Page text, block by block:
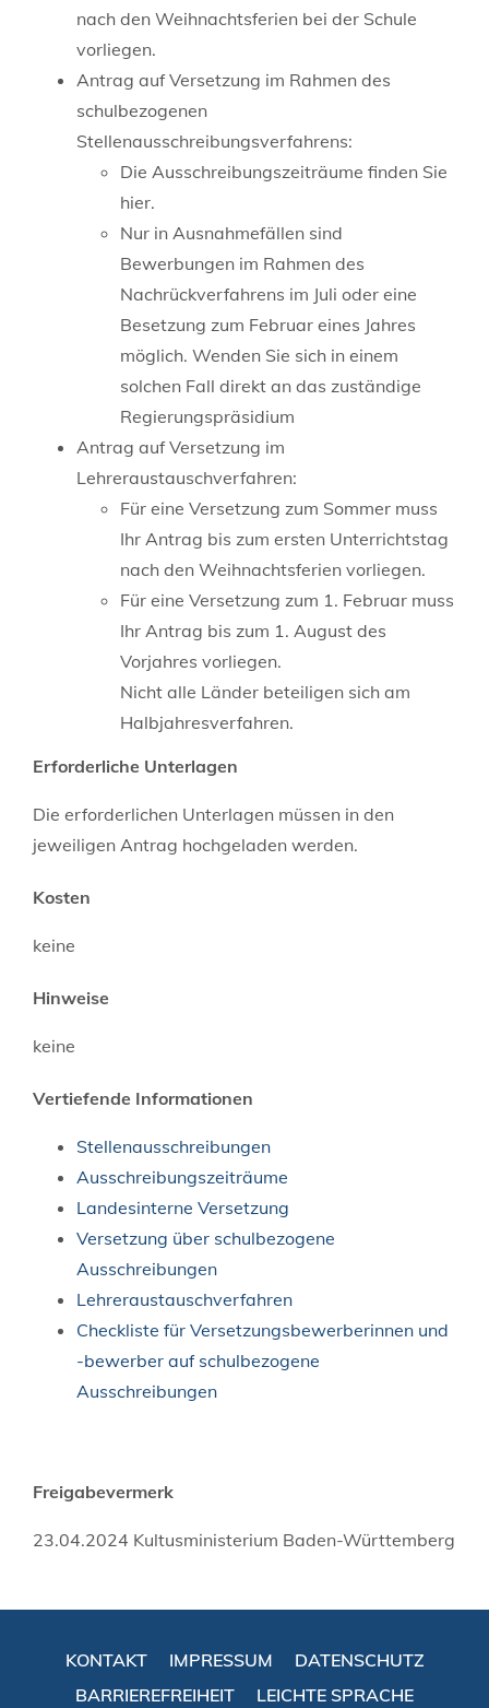
nach den Weihnachtsferien bei der Schule
vorliegen.
Antrag auf Versetzung im Rahmen des
schulbezogenen
Stellenausschreibungsverfahrens:
Die Ausschreibungszeiträume finden Sie
hier.
Nur in Ausnahmefällen sind
Bewerbungen im Rahmen des
Nachrückverfahrens im Juli oder eine
Besetzung zum Februar eines Jahres
möglich. Wenden Sie sich in einem
solchen Fall direkt an das zuständige
Regierungspräsidium
Antrag auf Versetzung im
Lehreraustauschverfahren:
Für eine Versetzung zum Sommer muss
Ihr Antrag bis zum ersten Unterrichtstag
nach den Weihnachtsferien vorliegen.
Für eine Versetzung zum 1. Februar muss
Ihr Antrag bis zum 1. August des
Vorjahres vorliegen.
Nicht alle Länder beteiligen sich am
Halbjahresverfahren.
Erforderliche Unterlagen
Die erforderlichen Unterlagen müssen in den
jeweiligen Antrag hochgeladen werden.
Kosten
keine
Hinweise
keine
Vertiefende Informationen
Stellenausschreibungen
Ausschreibungszeiträume
Landesinterne Versetzung
Versetzung über schulbezogene
Ausschreibungen
Lehreraustauschverfahren
Checkliste für Versetzungsbewerberinnen und
-bewerber auf schulbezogene
Ausschreibungen
Freigabevermerk
23.04.2024 Kultusministerium Baden-Württemberg
KONTAKT IMPRESSUM
DATENSCHUTZ
BARRIEREFREIHEIT
LEICHTE SPRACHE